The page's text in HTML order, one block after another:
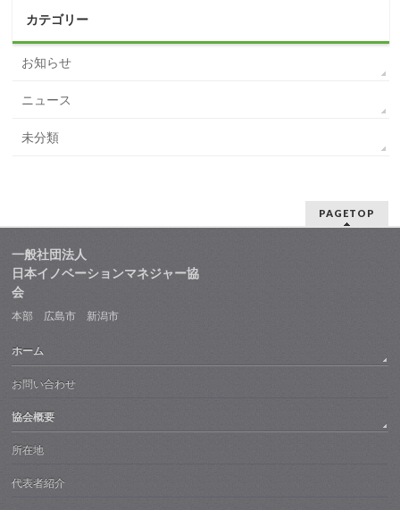
カテゴリー
お知らせ
ニュース
未分類
PAGETOP
一般社団法人
日本イノベーションマネジャー協
会
本部 広島市 新潟市
ホーム
お問い合わせ
協会概要
所在地
代表者紹介